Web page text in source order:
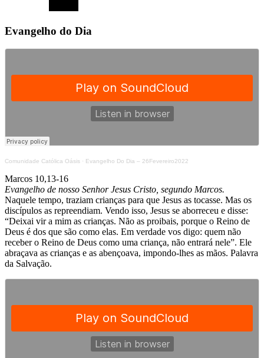
Evangelho do Dia
Comunidade Católica Oásis · Evangelho Do Dia – 26Fevereiro2022
Marcos 10,13-16
Evangelho de nosso Senhor Jesus Cristo, segundo Marcos.
Naquele tempo, traziam crianças para que Jesus as tocasse. Mas os
discípulos as repreendiam. Vendo isso, Jesus se aborreceu e disse:
“Deixai vir a mim as crianças. Não as proibais, porque o Reino de
Deus é dos que são como elas. Em verdade vos digo: quem não
receber o Reino de Deus como uma criança, não entrará nele”. Ele
abraçava as crianças e as abençoava, impondo-lhes as mãos. Palavra
da Salvação.